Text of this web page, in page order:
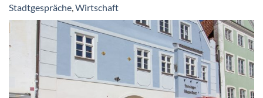
Stadtgespräche Wirtschaft